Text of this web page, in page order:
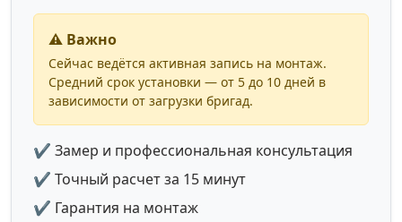
⚠️ Важно
Сейчас ведётся активная запись на монтаж.
Средний срок установки — от 5 до 10 дней в
зависимости от загрузки бригад.
✔ Замер и профессиональная консультация
✔ Точный расчет за 15 минут
✔ Гарантия на монтаж